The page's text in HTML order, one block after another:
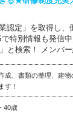
認定」を取得し
特別情報も発信
と検索！ メンバ
成、書類の整理、建
す！
40歳